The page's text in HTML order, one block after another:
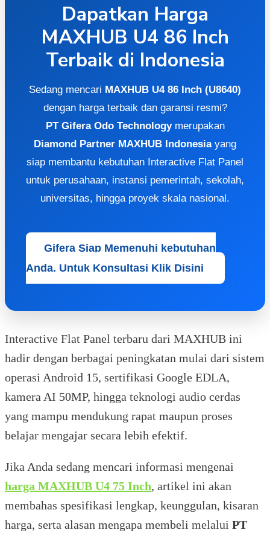
Dapatkan Harga
MAXHUB U4 86 Inch
Terbaik di Indonesia
Sedang mencari MAXHUB U4 86 Inch (U8640)
dengan harga terbaik dan garansi resmi?
PT Gifera Odo Technologymerupakan
Diamond Partner MAXHUB Indonesiayang
siap membantu kebutuhan Interactive Flat Panel
untuk perusahaan, instansi pemerintah, sekolah,
universitas, hingga proyek skala nasional.
Gifera Siap Memenuhi kebutuhan
Anda. Untuk Konsultasi Klik Disini
Interactive Flat Panel terbaru dari MAXHUB ini
hadir dengan berbagai peningkatan mulai dari sistem
operasi Android 15, sertifikasi Google EDLA,
kamera AI 50MP, hingga teknologi audio cerdas
yang mampu mendukung rapat maupun proses
belajar mengajar secara lebih efektif.
Jika Anda sedang mencari informasi mengenai
harga MAXHUB U4 75 Inch, artikel ini akan
membahas spesifikasi lengkap, keunggulan, kisaran
harga, serta alasan mengapa membeli melalui PT